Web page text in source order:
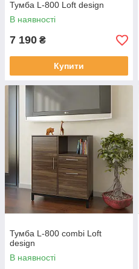
Тумба L-800 Loft design
В наявності
7 190 ₴
Купити
Тумба L-800 combi Loft
design
В наявності